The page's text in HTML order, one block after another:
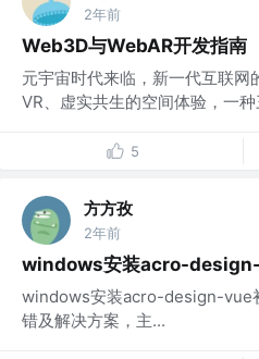
2年前
Web3D与WebAR开发指南
元宇宙时代来临，新一代互联网
VR、虚实共生的空间体验，一
5
方方孜
2年前
windows安装acro-design-
windows安装acro-design-vue
错及解决方案，主...